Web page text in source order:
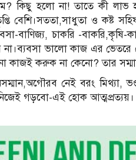
কিছু হলো না! তাতে কী
ও কষ্ট
বাণিজ্য, চাকরি -
না।ব্যবসা ভালো কাজ এর
কাজই করুক না কেনো? তার
নেই বরং মিথ্যা,
গড়বো-এই হোক আত্মপ্রত্যয়।